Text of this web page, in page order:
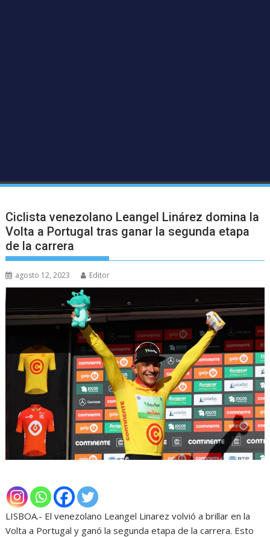
Ciclista venezolano Leangel Linárez domina la
Volta a Portugal tras ganar la segunda etapa
de la carrera
agosto 12, 2023 Editor
LISBOA.- El venezolano Leangel Linarez volvió a brillar en la
Volta a Portugal y ganó la segunda etapa de la carrera. Esto